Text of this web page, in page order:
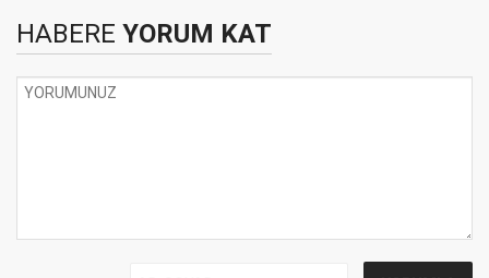
HABERE YORUM KAT